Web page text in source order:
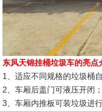
东风天锦挂桶垃圾车的亮点
1、适应不同规格的垃圾桶
2、车厢后盖门可液压开闭；
3、车厢内推板可装垃圾进